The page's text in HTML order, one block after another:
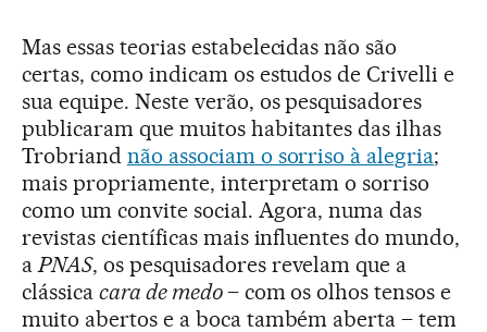
Mas essas teorias estabelecidas não são
certas, como indicam os estudos de Crivelli e
sua equipe. Neste verão, os pesquisadores
publicaram que muitos habitantes das ilhas
Trobriand não associam o sorriso à alegria;
mais propriamente, interpretam o sorriso
como um convite social. Agora, numa das
revistas científicas mais influentes do mundo,
aPNAS, os pesquisadores revelam que a
clássica cara de medo– com os olhos tensos e
muito abertos e a boca também aberta – tem